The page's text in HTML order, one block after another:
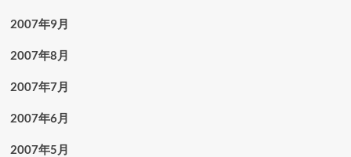
2007年9月
2007年8月
2007年7月
2007年6月
2007年5月